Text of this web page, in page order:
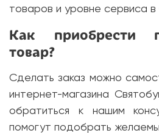
товаров и уровне сервиса
Как приобрести
товар?
Сделать заказ можно
интернет-магазина
обратиться к нашим
помогут подобрать